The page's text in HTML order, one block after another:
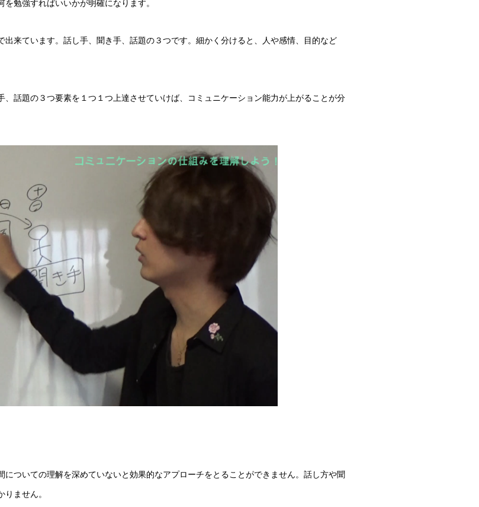
勉強すればいいかが明確になります。
来ています。話し手、聞き手、話題の３つです。細かく分けると、人や感情、目的など
話題の３つ要素を１つ１つ上達させていけば、コミュニケーション能力が上がることが分
ついての理解を深めていないと効果的なアプローチをとることができません。話し方や聞
ません。